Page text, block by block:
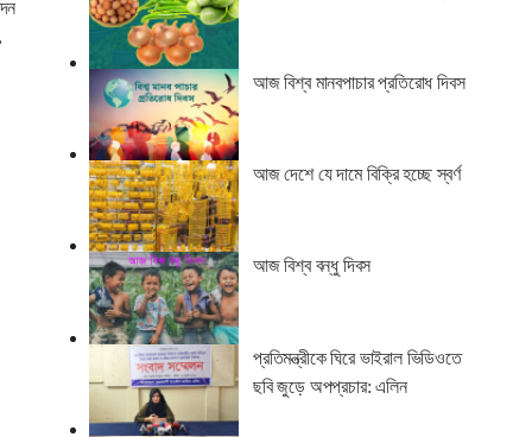
আজ বিশ্ব মানবপাচার প্রতিরোধ দিবস
আজ দেশে যে দামে বিক্রি হচ্ছে স্বর্ণ
আজ বিশ্ব বন্ধু দিবস
প্রতিমন্ত্রীকে ঘিরে ভাইরাল ভিডিওতে
ছবি জুড়ে অপপ্রচার: এলিন